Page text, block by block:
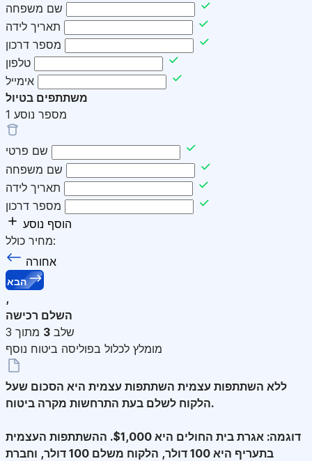
שם משפחה
תאריך לידה
מספר דרכון
טלפון
אימייל
משתתפים בטיול
מספר נוסע 1
שם פרטי
שם משפחה
תאריך לידה
מספר דרכון
הוסף נוסע
מחיר כולל:
אחורה
הבא
,
השלם רכישה
שלב 3 מתוך 3
מומלץ לכלול בפוליסה ביטוח נוסף
ללא השתתפות עצמית השתתפות עצמית היא הסכום שעל
הלקוח לשלם בעת התרחשות מקרה ביטוח.
דוגמה: אגרת בית החולים היא $1,000. ההשתתפות העצמית
בתעריף היא 100 דולר, הלקוח משלם 100 דולר, וחברת